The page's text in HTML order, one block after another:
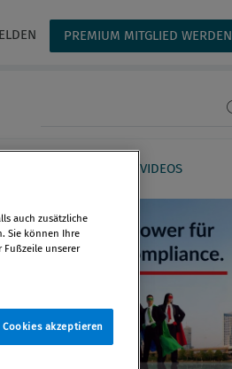
PREMIUM MITGLIED WERDEN
WEBINARE & VIDEOS
auch zusätzliche
Sie können Ihre
Fußzeile unserer
Cookies akzeptieren